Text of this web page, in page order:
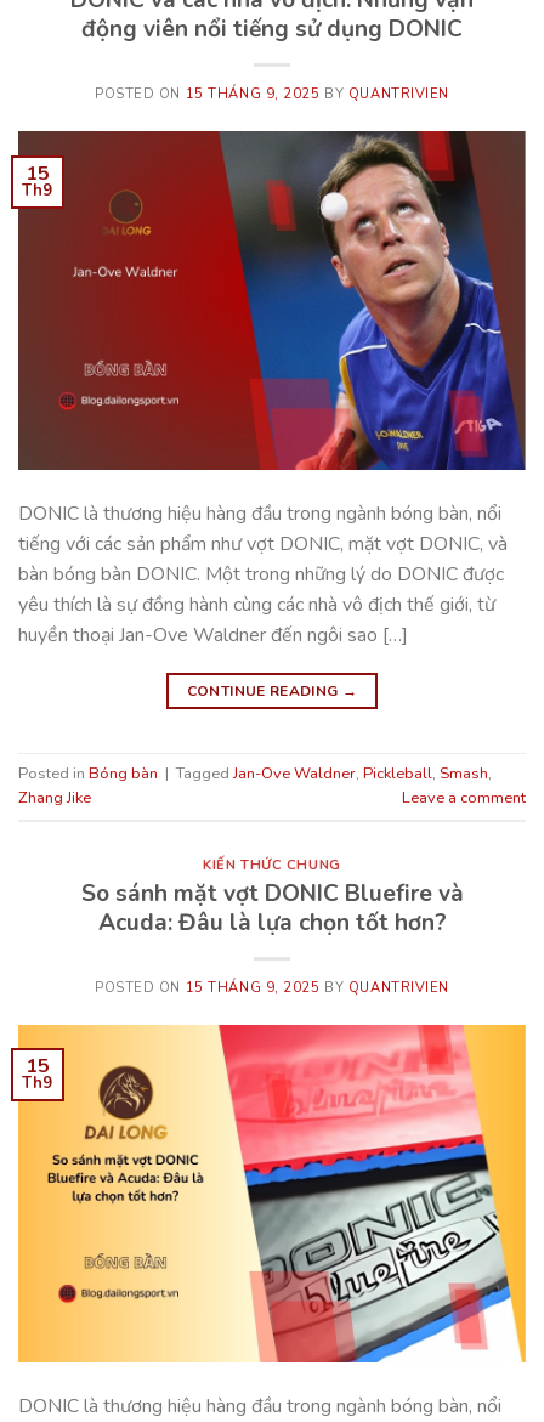
động viên nổi tiếng sử dụng DONIC
POSTED ON 15 THÁNG 9, 2025 BY QUANTRIVIEN
15
Th9
DONIC là thương hiệu hàng đầu trong ngành bóng bàn, nổi
tiếng với các sản phẩm như vợt DONIC, mặt vợt DONIC, và
bàn bóng bàn DONIC. Một trong những lý do DONIC được
yêu thích là sự đồng hành cùng các nhà vô địch thế giới, từ
huyền thoại Jan-Ove Waldner đến ngôi sao […]
CONTINUE READING →
Posted in Bóng bàn | TaggedJan-Ove Waldner, Pickleball, Smash,
Zhang Jike
Leave a comment
KIẾN THỨC CHUNG
So sánh mặt vợt DONIC Bluefire và
Acuda: Đâu là lựa chọn tốt hơn?
POSTED ON 15 THÁNG 9, 2025 BY QUANTRIVIEN
15
Th9
DONIC là thương hiệu hàng đầu trong ngành bóng bàn, nổi